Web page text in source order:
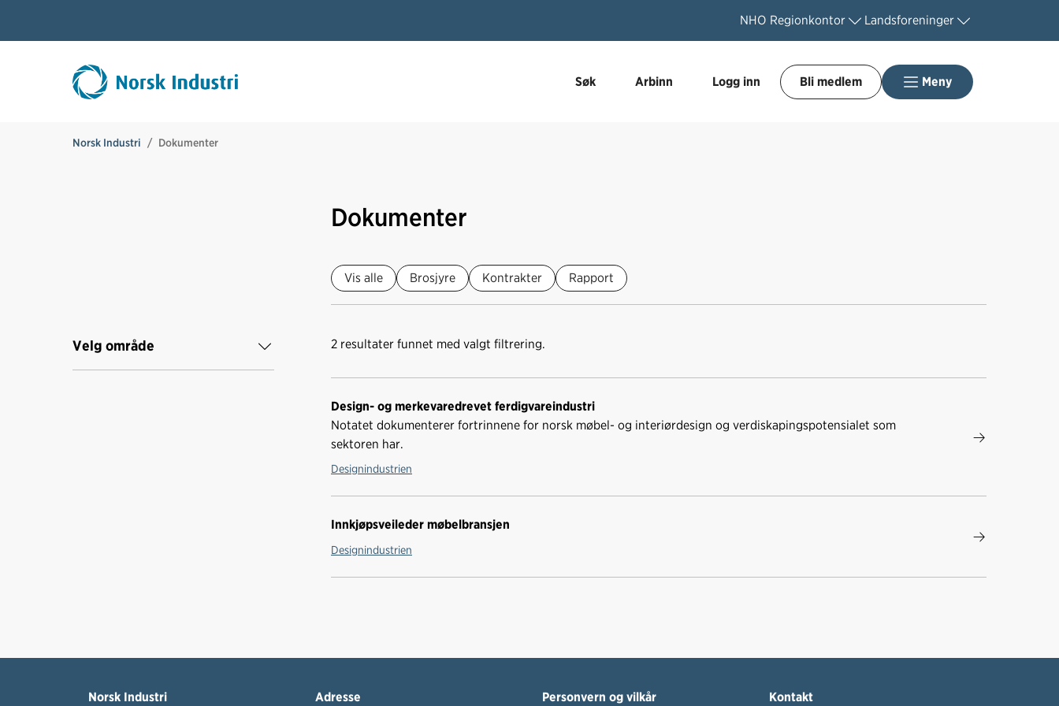
NHO Regionkontor Landsforeninger
Søk Arbinn Logg inn Bli medlem Meny
Norsk Industri Dokumenter
Dokumenter
Vis alle Brosjyre Kontrakter Rapport
Velg område 2 resultater funnet med valgt filtrering.
Design- og merkevaredrevet ferdigvareindustri
Notatet dokumenterer fortrinnene for norsk møbel- og interiørdesign og verdiskapingspotensialet som
sektoren har.
Designindustrien
Innkjøpsveileder møbelbransjen
Designindustrien
Norsk Industri Adresse Personvern og vilkår Kontakt